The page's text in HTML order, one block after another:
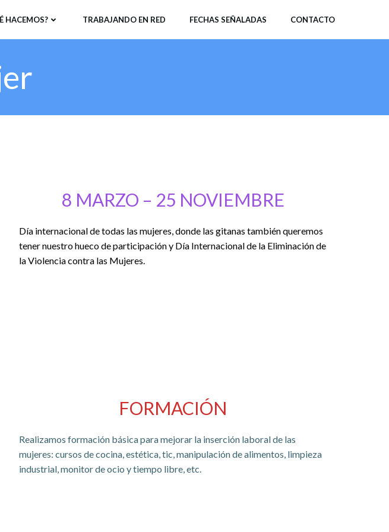
HACEMOS? TRABAJANDO EN RED FECHAS SEÑALADAS CONTACTO
8 MARZO – 25 NOVIEMBRE
Día internacional de todas las mujeres, donde las gitanas también queremos
tener nuestro hueco de participacióny Día Internacional de la Eliminación de
la Violencia contra las Mujeres.
FORMACIÓN
Realizamos formación básica para mejorar la inserción laboral de las
mujeres: cursos de cocina, estética, tic, manipulación de alimentos, limpieza
industrial, monitor de ocio y tiempo libre, etc.